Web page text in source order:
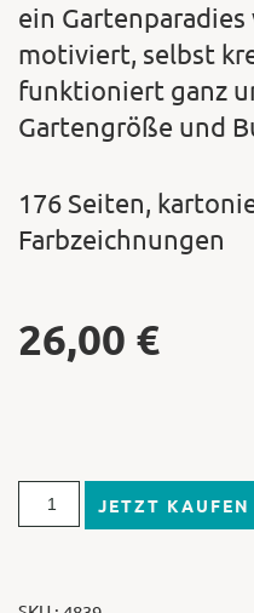
ein
motiviert, selbst
funktioniert ganz
Gartengröße und
176 Seiten,
Farbzeichnungen
26,00 €
JETZT KAUFEN